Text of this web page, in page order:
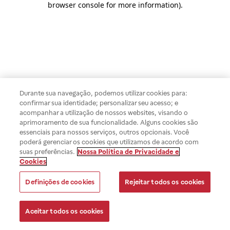
browser console for more information).
Durante sua navegação, podemos utilizar cookies para:
confirmar sua identidade; personalizar seu acesso; e
acompanhar a utilização de nossos websites, visando o
aprimoramento de sua funcionalidade. Alguns cookies são
essenciais para nossos serviços, outros opcionais. Você
poderá gerenciar os cookies que utilizamos de acordo com
suas preferências. Nossa Política de Privacidade e
Cookies
Definições de cookies Rejeitar todos os cookies
Aceitar todos os cookies